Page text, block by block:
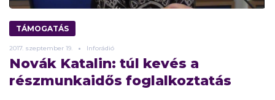
TÁMOGATÁS
2017. szeptember 19. Inforádió
Novák Katalin: túl kevés a
részmunkaidős foglalkoztatás